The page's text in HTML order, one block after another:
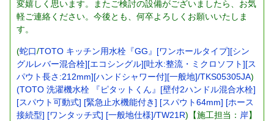
変嬉しく思います。またご検討の設備がございましたら、お気
軽ご連絡ください。今後とも、何卒よろしくお願いいたしま
す。
(蛇口/TOTO キッチン用水栓『GG』[ワンホールタイプ][シン
グルレバー混合栓][エコシングル][吐水:整流・ミクロソフト][ス
パウト長さ:212mm][ハンドシャワー付][一般地]/TKS05305JA)
(TOTO 洗濯機水栓 『ピタットくん』[壁付2ハンドル混合水栓]
[スパウト可動式] [緊急止水機能付き] [スパウト64mm] [ホース
接続型] [ワンタッチ式] [一般地仕様]/TW21R)【施工担当： 岸】